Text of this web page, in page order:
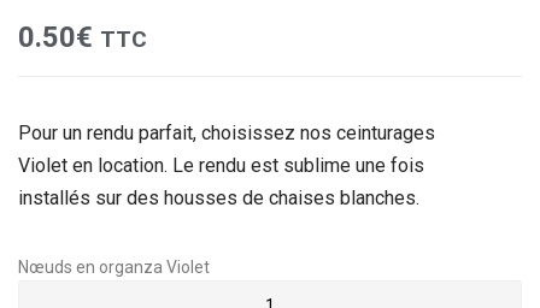
0.50€ TTC
Pour un rendu parfait, choisissez nos ceinturages
Violet en location. Le rendu est sublime une fois
installés sur des housses de chaises blanches.
Nœuds en organza Violet